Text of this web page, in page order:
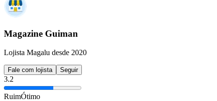
Magazine Guiman
Lojista Magalu desde 2020
Fale com lojista Seguir
3.2
RuimÓtimo